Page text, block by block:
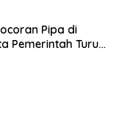
Pipa di
Pemerintah Turun